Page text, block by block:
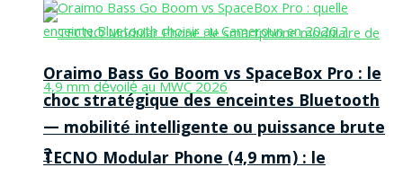
TECNO Modular Phone (4,9 mm) : le
Oraimo Bass Go Boom vs SpaceBox Pro : le
choc stratégique des enceintes Bluetooth
— mobilité intelligente ou puissance brute
?